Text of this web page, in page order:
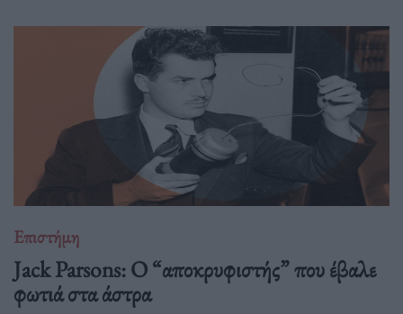
Επιστήμη
Jack Parsons: O “αποκρυφιστής” που έβαλε
φωτιά στα άστρα